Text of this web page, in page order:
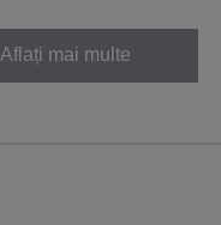
Aflați mai multe